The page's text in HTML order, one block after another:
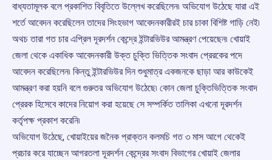
বাধ্যতামূলক বলে প্রকাশিত বিবৃতিতে উল্লেখ করেছিলেন৷ অভিযোগ উঠেছে যারা এই
শর্তে আবেদন করেছিলেন তাদের সিংহভাগ আবেদনকারীরই চার চাকা বিশিষ্ট গাড়ি নেই৷
অথচ তারা গত চার এপ্রিল দূরদর্শন কেন্দ্রে ইন্টারভিউর আমন্ত্রণ পেয়েছেন৷ খোয়াই
জেলা থেকে একাধিক আবেদনকারী উক্ত চুক্তি ভিত্তিক সংবাদ প্রেরকের পদে
আবেদন করেছিলেন৷ কিন্তু ইন্টারভিউর দিন শুধুমাত্র একজনকে ছাড়া আর কাউকেই
আমন্ত্রণ করা হয়নি বলে গুরুতর অভিযোগ উঠেছে৷ কোন জেলা চুক্তিভিত্তিক সংবাদ
প্রেরক হিসেবে কাদের নিয়োগ করা হয়েছে সে সম্পর্কিত তালিকা এখনো দূরদর্শন
কর্তৃপক্ষ প্রকাশ করেনি৷
অভিযোগ উঠেছে, খোয়াইয়ের জনৈক প্রাক্তন কলমচি গত ৩ মাস আগে থেকেই
প্রচার করে যাচ্ছেন আগরতলা দূরদর্শন কেন্দ্রের সংবাদ বিভাগের খোয়াই জেলার